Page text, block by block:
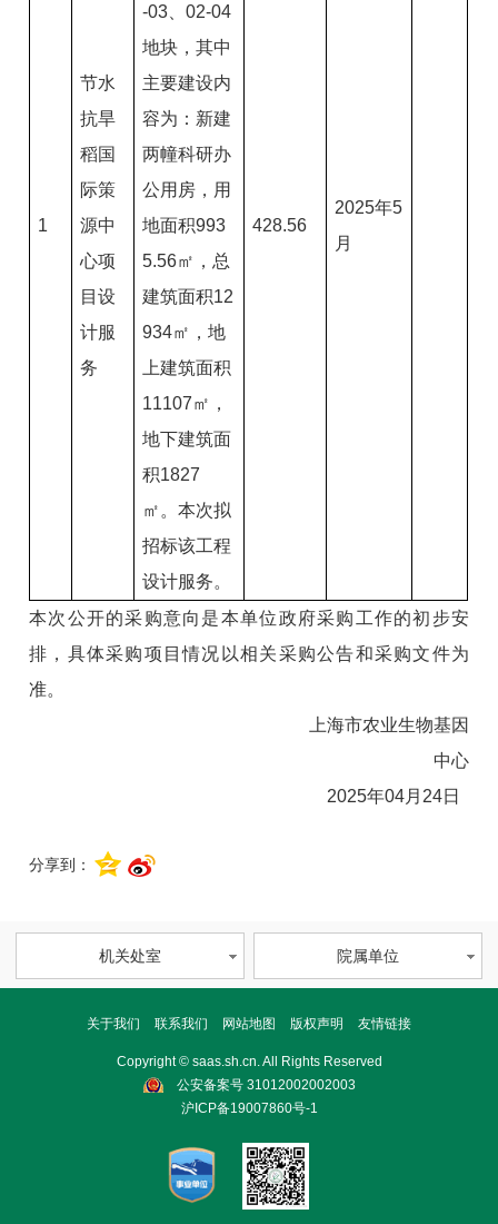
1
节水
抗旱
稻国
际策
源中
心项
目设
计服
务
-03、02-04
地块，其中
主要建设内
容为：新建
两幢科研办
公用房，用
地面积993
5.56㎡，总
建筑面积12
934㎡，地
上建筑面积
11107㎡，
地下建筑面
积1827
㎡。本次拟
招标该工程
设计服务。
428.56
2025年5
月
本次公开的采购意向是本单位政府采购工作的初步安
排，具体采购项目情况以相关采购公告和采购文件为
准。
上海市农业生物基因
中心
2025年04月24日
分享到：
机关处室 院属单位
关于我们 联系我们 网站地图 版权声明 友情链接
Copyright © saas.sh.cn. All Rights Reserved
公安备案号 31012002002003
沪ICP备19007860号-1